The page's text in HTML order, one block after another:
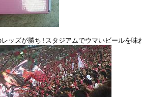
ッズが勝ち!スタジアムでウマいビールを味